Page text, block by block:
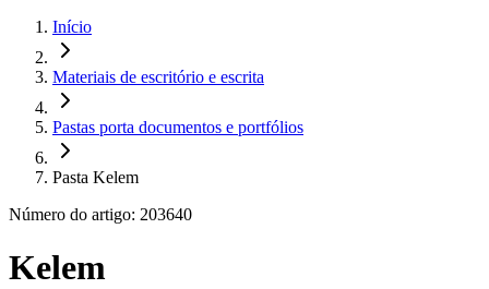
Início
Materiais de escritório e escrita
Pastas porta documentos e portfólios
Pasta Kelem
Número do artigo: 203640
Kelem